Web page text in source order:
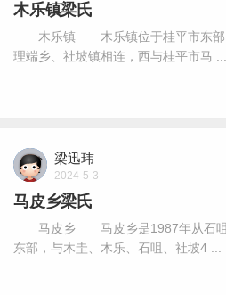
木乐镇梁氏
木乐镇 木乐镇位于桂平市东部
理端乡、社坡镇相连，西与桂平市马 ...
梁迅玮
2024-5-3
马皮乡梁氏
马皮乡 马皮乡是1987年从石咀
东部，与木圭、木乐、石咀、社坡4 ...